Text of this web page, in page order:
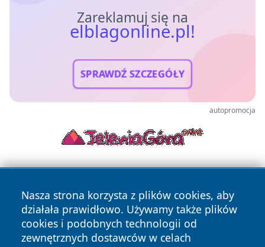
Zareklamuj się na
elblagonline.pl!
SPRAWDŹ SZCZEGÓŁY
autopromocja
Nasza strona korzysta z plików cookies, aby
działała prawidłowo. Używamy także plików
cookies i podobnych technologii od
zewnętrznych dostawców w celach
Copyright © 2026 elblagonline.pl Wszystkie prawa